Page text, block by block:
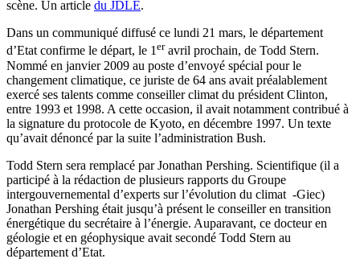
scène. Un article du JDLE.
Dans un communiqué diffusé ce lundi 21 mars, le département
d’Etat confirme le départ, le 1eravril prochain, de Todd Stern.
Nommé en janvier 2009 au poste d’envoyé spécial pour le
changement climatique, ce juriste de 64 ans avait préalablement
exercé ses talents comme conseiller climat du président Clinton,
entre 1993 et 1998. A cette occasion, il avait notamment contribué à
la signature du protocole de Kyoto, en décembre 1997. Un texte
qu’avait dénoncé par la suite l’administration Bush.
Todd Stern sera remplacé par Jonathan Pershing. Scientifique (il a
participé à la rédaction de plusieurs rapports du Groupe
intergouvernemental d’experts sur l’évolution du climat -Giec)
Jonathan Pershing était jusqu’à présent le conseiller en transition
énergétique du secrétaire à l’énergie. Auparavant, ce docteur en
géologie et en géophysique avait secondé Todd Stern au
département d’Etat.